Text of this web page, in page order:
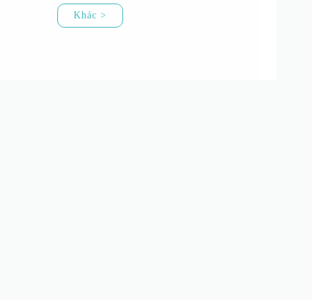
Khác >